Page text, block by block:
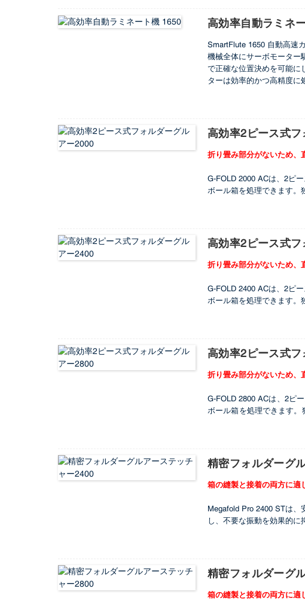
高効率自動ラミネ
SmartFlute 1650 自動高速
機械全体にサーボモーター
で正確な位置決めを可能に
ターは効率的かつ高精度に
高効率2ピース式
折り畳み部分がないため、
G-FOLD 2000 ACは、2ピ
ボール箱を処理できます。
高効率2ピース式
折り畳み部分がないため、
G-FOLD 2400 ACは、2ピ
ボール箱を処理できます。
高効率2ピース式
折り畳み部分がないため、
G-FOLD 2800 ACは、2ピ
ボール箱を処理できます
精密フォルダーグ
箱の縫製と接着の両方に適
Megafold Pro 2400 STは、
し、不要な振動を効果的
速度を実現し、効率的な
精密フォルダーグ
箱の縫製と接着の両方に適